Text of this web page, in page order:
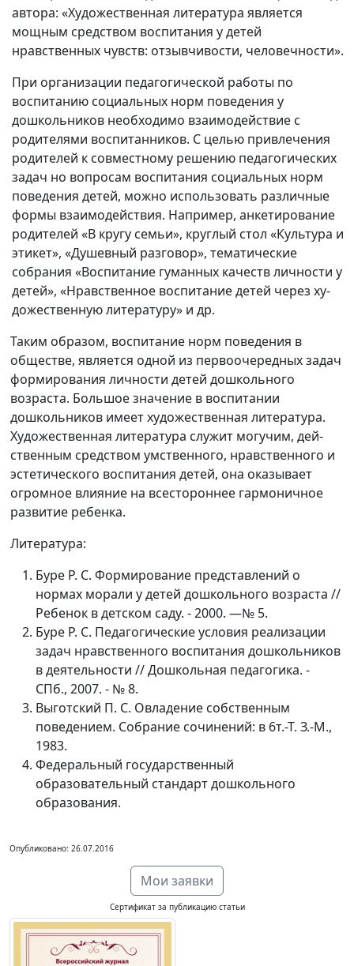
автора: «Художественная литература является
мощным средством воспи­тания у детей
нравственных чувств: отзывчивости, человечности».
При организации педагогической работы по
воспитанию социальных норм поведения у
дошкольников необходимо взаимодействие с
родителями воспитанников. С целью привлечения
родителей к совместному решению педагогических
задач но вопросам воспитания социальных норм
поведения детей, можно использовать различные
формы взаимодействия. Например, анкетирование
родителей «В кругу семьи», круглый стол «Культура и
эти­кет», «Душевный разговор», тематические
собрания «Воспитание гуманных качеств личности у
детей», «Нравственное воспитание детей через ху­
дожественную литературу» и др.
Таким образом, воспитание норм поведения в
обществе, является од­ной из первоочередных задач
формирования личности детей дошкольного
возраста. Большое значение в воспитании
дошкольников имеет художе­ственная литература.
Художественная литература служит могучим, дей­
ственным средством умственного, нравственного и
эстетического воспита­ния детей, она оказывает
огромное влияние на всестороннее гармоничное
развитие ребенка.
Литература:
Буре Р. С. Формирование представлений о
нормах морали у детей дошколь­ного возраста //
Ребенок в детском саду. - 2000. —№ 5.
Буре Р. С. Педагогические условия реализации
задач нравственного воспи­тания дошкольников
в деятельности // Дошкольная педагогика. -
СПб., 2007. - № 8.
Выготский П. С. Овладение собственным
поведением. Собрание сочинений: в 6т.-Т. З.-М.,
1983.
Федеральный государственный
образовательный стандарт дошкольно­го
образования.
Опубликовано: 26.07.2016
Мои заявки
Сертификат за публикацию статьи